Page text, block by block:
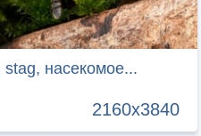
насекомое...
2160x3840